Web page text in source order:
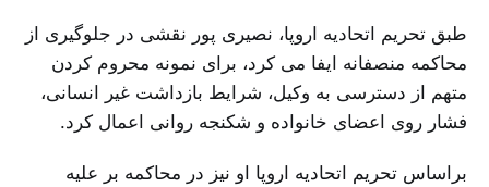
طبق تحریم‌ اتحادیه اروپا، نصیری پور نقشی در جلوگیری از
محاکمه منصفانه ایفا می کرد،‌ برای نمونه محروم کردن
متهم از دسترسی به وکیل،‌ شرایط بازداشت غیر انسانی،
فشار روی اعضای خانواده و شکنجه روانی اعمال کرد.
براساس تحریم‌ اتحادیه اروپا او نیز در محاکمه بر علیه